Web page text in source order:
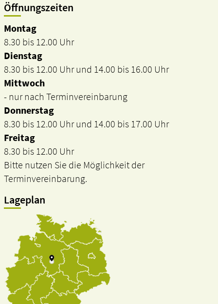
Öffnungszeiten
Montag
8.30 bis 12.00 Uhr
Dienstag
8.30 bis 12.00 Uhr und 14.00 bis 16.00 Uhr
Mittwoch
- nur nach Terminvereinbarung
Donnerstag
8.30 bis 12.00 Uhr und 14.00 bis 17.00 Uhr
Freitag
8.30 bis 12.00 Uhr
Bitte nutzen Sie die Möglichkeit der
Terminvereinbarung.
Lageplan